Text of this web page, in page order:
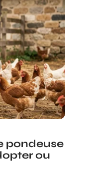
pondeuse
ou